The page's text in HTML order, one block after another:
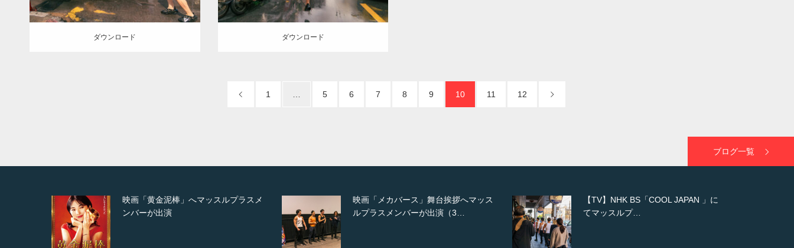
ダウンロード ダウンロード
1 5 6 7 8 9 10 11 12
ブログ一覧
映画「メカバース」舞台挨拶へマッス
ルプラスメンバーが出演（3…
【TV】NHK BS「COOL JAPAN 」に
てマッスルプ…
【WEB】「猫と焼き芋とマッチョ」
の素材を「ねとらぼ」さんに…